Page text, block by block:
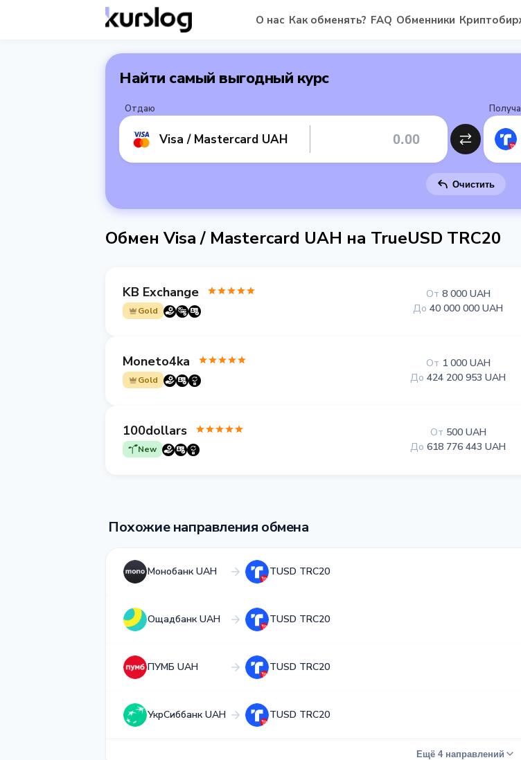
О нас Как обменять? FAQ Обменники
Найти самый выгодный курс
Отдаю
Visa / Mastercard UAH
Очистить
Обмен Visa / Mastercard UAH на TrueUSD TRC20
KB Exchange
Gold
От 8 000 UAH
До 40 000 000 UAH
Moneto4ka
Gold
От 1 000 UAH
До 424 200 953 UAH
100dollars
New
От 500 UAH
До 618 776 443 UAH
Похожие направления обмена
Монобанк UAH TUSD TRC20
Ощадбанк UAH TUSD TRC20
ПУМБ UAH TUSD TRC20
УкрСиббанк UAH TUSD TRC20
Ещё 4 направлений